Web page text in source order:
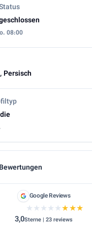
08:00
Persisch
Google Reviews
★★★★★★★★★★
3,0Sterne | 23 reviews